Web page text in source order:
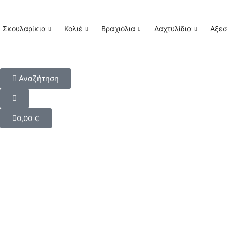
Σκουλαρίκια Κολιέ Βραχιόλια Δαχτυλίδια
Αναζήτηση
0,00 €